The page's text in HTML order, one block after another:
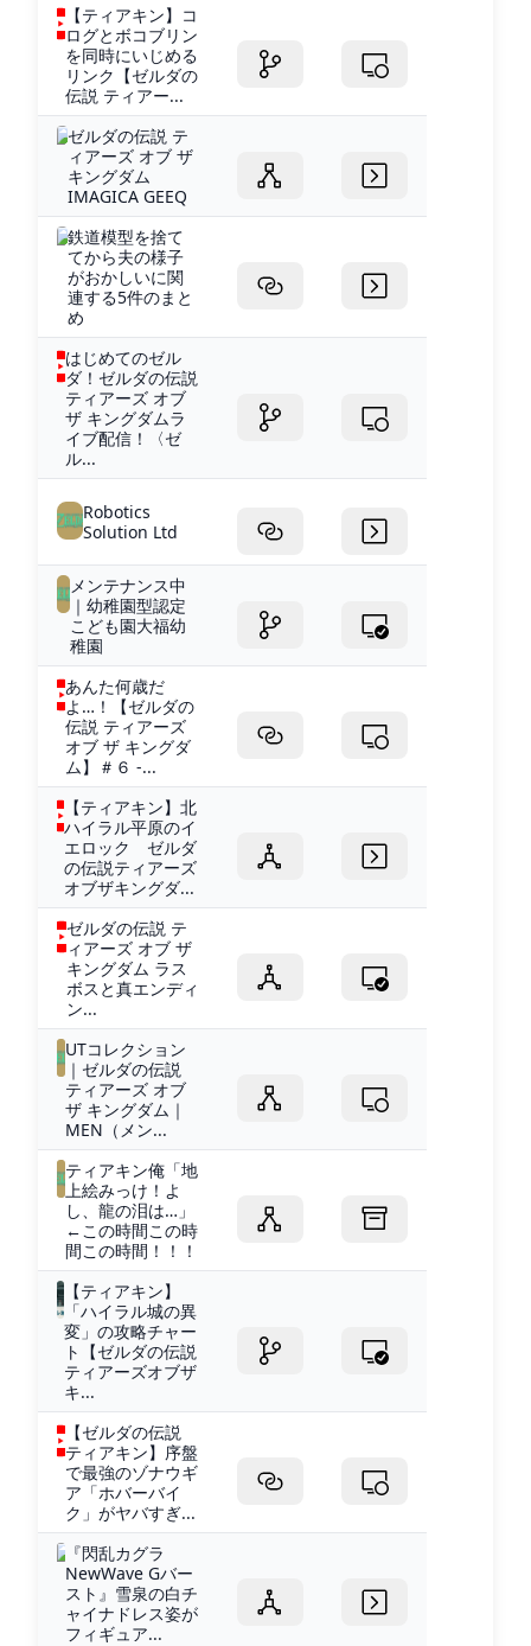
【ティアキン】コ
ログとボコブリン
を同時にいじめる
リンク【ゼルダの
伝説 ティアー...
ゼルダの伝説 テ
ィアーズ オブ ザ
キングダム
IMAGICA GEEQ
鉄道模型を捨て
てから夫の様子
がおかしいに関
連する5件のまと
め
はじめてのゼル
ダ！ゼルダの伝説
ティアーズ オブ
ザ キングダムラ
イブ配信！〈ゼ
ル...
Robotics
Solution Ltd
メンテナンス中
｜幼稚園型認定
こども園大福幼
稚園
あんた何歳だ
よ…！【ゼルダの
伝説 ティアーズ
オブ ザ キングダ
ム】＃６ -...
【ティアキン】北
ハイラル平原のイ
エロック ゼルダ
の伝説ティアーズ
オブザキングダ...
ゼルダの伝説 テ
ィアーズ オブ ザ
キングダム ラス
ボスと真エンディ
ン...
UTコレクション
｜ゼルダの伝説
ティアーズ オブ
ザ キングダム｜
MEN（メン...
ティアキン俺「地
上絵みっけ！よ
し、龍の泪は…」
←この時間この時
間この時間！！！
【ティアキン】
「ハイラル城の異
変」の攻略チャー
ト【ゼルダの伝説
ティアーズオブザ
キ...
【ゼルダの伝説
ティアキン】序盤
で最強のゾナウギ
ア「ホバーバイ
ク」がヤバすぎ...
『閃乱カグラ
NewWave Gバー
スト』雪泉の白チ
ャイナドレス姿が
フィギュア...